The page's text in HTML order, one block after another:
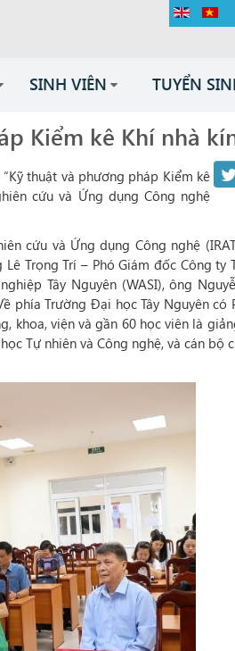
SINH VIÊN TUYỂN
Kiểm kê Khí nhà
thuật và phương pháp Kiểm kê
cứu và Ứng dụng Công nghệ
cứu và Ứng dụng Công nghệ
Trọng Trí – Phó Giám đốc Công ty
Tây Nguyên (WASI), ông
phía Trường Đại học Tây Nguyên có
khoa, viện và gần 60 học viên là
Tự nhiên và Công nghệ, và cán bộ